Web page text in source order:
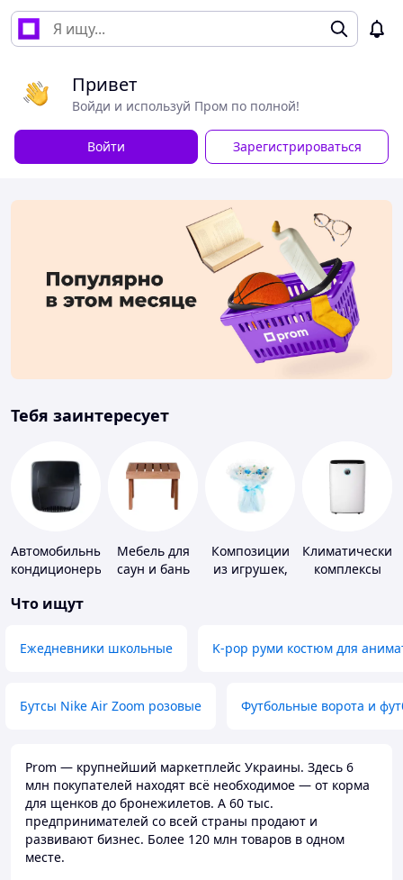
Привет
Войди и используй Пром по полной!
Войти Зарегистрироваться
Тебя заинтересует
Автомобильные
кондиционеры
Мебель для
саун и бань
Композиции
из игрушек,
Климатические
комплексы
Что ищут
Ежедневники школьные K-pop руми костюм для
Бутсы Nike Air Zoom розовые Футбольные ворота и
Prom — крупнейший маркетплейс Украины. Здесь 6
млн покупателей находят всё необходимое — от корма
для щенков до бронежилетов. А 60 тыс.
предпринимателей со всей страны продают и
развивают бизнес. Более 120 млн товаров в одном
месте.